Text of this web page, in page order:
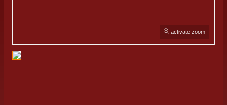
activate zoom